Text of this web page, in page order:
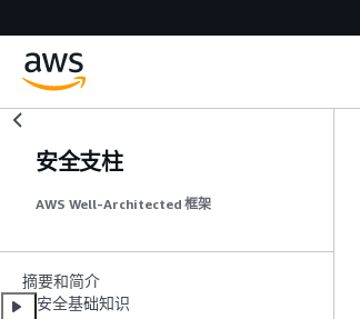
安全支柱
AWS Well-Architected 框架
摘要和简介
安全基础知识